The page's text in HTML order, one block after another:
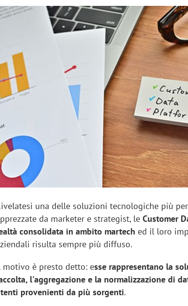
una delle soluzioni tecnologiche più
da marketer e strategist, leCustomer
consolidata in ambito martech ed il loro
risulta sempre più diffuso.
motivo è presto detto: esse rappresentano la
l'aggregazione e la normalizzazione di
provenienti da più sorgenti.